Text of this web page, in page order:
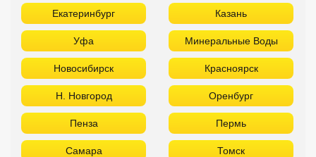
Екатеринбург Казань
Уфа Минеральные Воды
Новосибирск Красноярск
Н. Новгород Оренбург
Пенза Пермь
Самара Томск